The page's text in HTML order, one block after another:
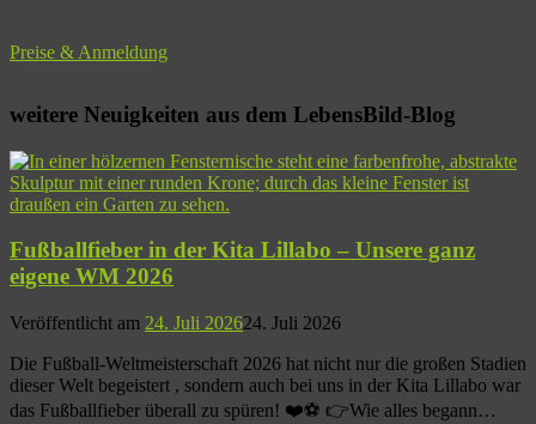
Preise & Anmeldung
weitere Neuigkeiten aus dem LebensBild-Blog
Fußballfieber in der Kita Lillabo – Unsere ganz
eigene WM 2026
Veröffentlicht am 24. Juli 202624. Juli 2026
Die Fußball-Weltmeisterschaft 2026 hat nicht nur die großen Stadien
dieser Welt begeistert , sondern auch bei uns in der Kita Lillabo war
das Fußballfieber überall zu spüren! ❤️⚽ 👉Wie alles begann…